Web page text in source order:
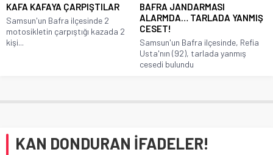
KAFA KAFAYA ÇARPIŞTILAR
Samsun'un Bafra ilçesinde 2
motosikletin çarpıştığı kazada 2
kişi...
BAFRA JANDARMASI
ALARMDA… TARLADA YANMIŞ
CESET!
Samsun'un Bafra ilçesinde, Refia
Usta'nın (92), tarlada yanmış
cesedi bulundu
KAN DONDURAN İFADELER!